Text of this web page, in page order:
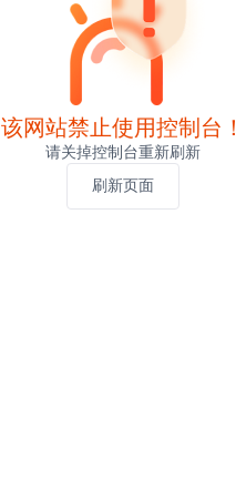
该网站禁止使用控制台！
请关掉控制台重新刷新
刷新页面